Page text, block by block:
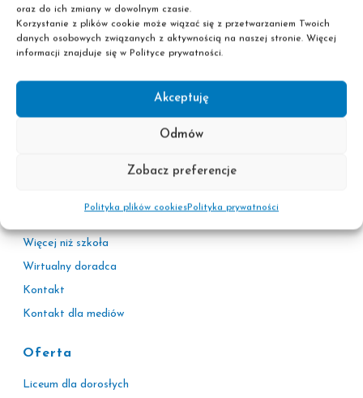
oraz do ich zmiany w dowolnym czasie.
Korzystanie z plików cookie może wiązać się z przetwarzaniem Twoich
danych osobowych związanych z aktywnością na naszej stronie. Więcej
informacji znajduje się w Polityce prywatności.
Akceptuję
Odmów
Zobacz preferencje
Polityka plików cookiesPolityka prywatności
Więcej niż szkoła
Wirtualny doradca
Kontakt
Kontakt dla mediów
Oferta
Liceum dla dorosłych